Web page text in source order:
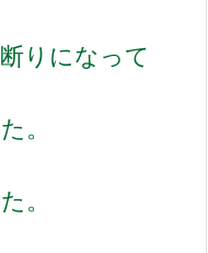
りになって
。
。